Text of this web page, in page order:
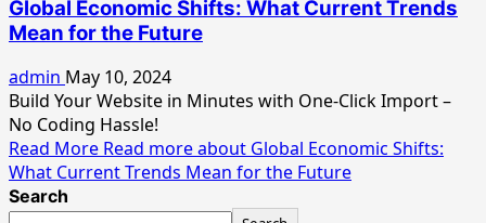
Global Economic Shifts: What Current Trends
Mean for the Future
admin May 10, 2024
Build Your Website in Minutes with One-Click Import –
No Coding Hassle!
Read More Read more about Global Economic Shifts:
What Current Trends Mean for the Future
Search